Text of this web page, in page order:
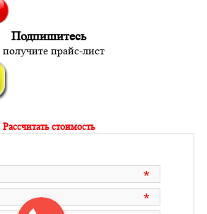
Подпишитесь
прайс-лист
Рассчитать стоимость